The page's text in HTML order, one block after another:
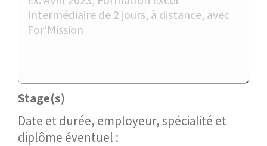
Stage(s)
Date et durée, employeur, spécialité et
diplôme éventuel :